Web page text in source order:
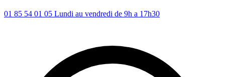
01 85 54 01 05 Lundi au vendredi de 9h a 17h30